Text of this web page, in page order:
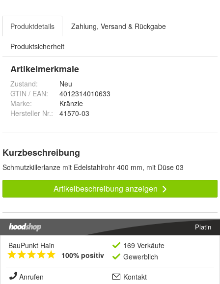
Produktdetails Zahlung, Versand & Rückgabe
Produktsicherheit
Artikelmerkmale
Zustand:
Neu
GTIN / EAN:
4012314010633
Marke:
Kränzle
Hersteller Nr.:
41570-03
Kurzbeschreibung
Schmutzkillerlanze mit Edelstahlrohr 400 mm, mit Düse 03
Artikelbeschreibung anzeigen
Platin
BauPunkt Hain
100% positiv
169 Verkäufe
Gewerblich
Anrufen
Kontakt